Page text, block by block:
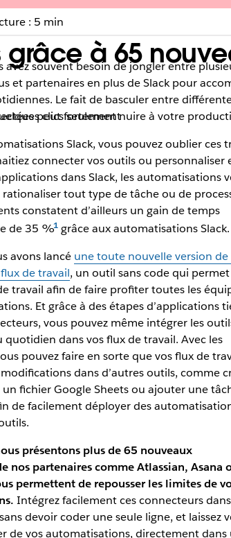
à 65
clics seulement
: 5 min
avez souvent besoin de jongler entre
et partenaires en plus de Slack pour
Le fait de basculer entre
peut fortement nuire à votre
Slack, vous pouvez oublier ces
connecter vos outils ou personnaliser
dans Slack, les automatisations
tout type de tâche ou de
constatent d’ailleurs un gain de temps
de 35 % grâce aux automatisations Slack.
avons lancé une toute nouvelle version
de travail, un outil sans code qui
travail afin de faire profiter toutes les
Et grâce à des étapes d’applications
vous pouvez même intégrer les
quotidien dans vos flux de travail. Avec les
pouvez faire en sorte que vos flux de
dans d’autres outils, comme
fichier Google Sheets ou ajouter une
de facilement déployer des
présentons plus de 65 nouveaux
nos partenaires comme Atlassian, Asana
permettent de repousser les limites de
Intégrez facilement ces connecteurs
devoir coder une seule ligne, et laissez
de vos automatisations, directement dans